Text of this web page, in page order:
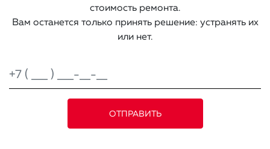
стоимость ремонта.
Вам останется только принять решение: устранять их
или нет.